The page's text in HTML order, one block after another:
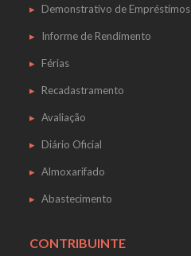
Demonstrativo de Empréstimos
Informe de Rendimento
Férias
Recadastramento
Avaliação
Diário Oficial
Almoxarifado
Abastecimento
CONTRIBUINTE